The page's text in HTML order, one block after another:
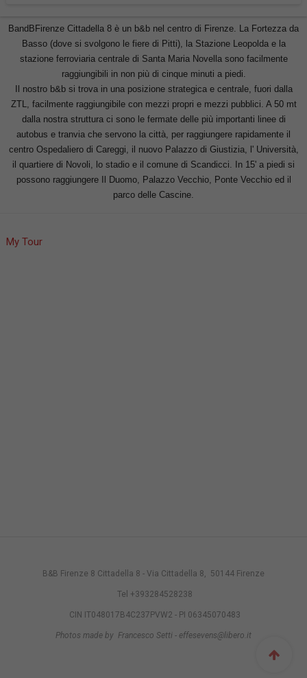
BandBFirenze Cittadella 8 è un b&b nel centro di Firenze. La Fortezza da
Basso (dove si svolgono le fiere di Pitti), la Stazione Leopolda e la
stazione ferroviaria centrale di Santa Maria Novella sono facilmente
raggiungibili in non più di cinque minuti a piedi.
Il nostro b&b si trova in una posizione strategica e centrale, fuori dalla
ZTL, facilmente raggiungibile con mezzi propri e mezzi pubblici. A 50 mt
dalla nostra struttura ci sono le fermate delle più importanti linee di
autobus e tranvia che servono la città, per raggiungere rapidamente il
centro Ospedaliero di Careggi, il nuovo Palazzo di Giustizia, l' Università,
il quartiere di Novoli, lo stadio e il comune di Scandicci. In 15' a piedi si
possono raggiungere Il Duomo, Palazzo Vecchio, Ponte Vecchio ed il
parco delle Cascine.
My Tour
B&B Firenze 8 Cittadella 8 - Via Cittadella 8, 50144 Firenze
Tel +393284528238
CIN IT048017B4C237PVW2 - PI 06345070483
Photos made by Francesco Setti - effesevens@libero.it